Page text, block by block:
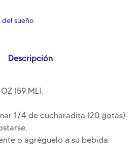
del sueño
Descripción
(59 ML).
1/4 de cucharadita (20 gotas)
o agréguelo a su bebida